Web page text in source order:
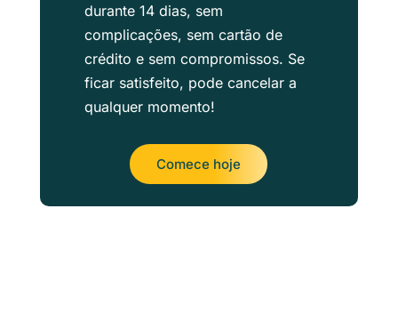
durante 14 dias, sem
complicações, sem cartão de
crédito e sem compromissos. Se
ficar satisfeito, pode cancelar a
qualquer momento!
Comece hoje